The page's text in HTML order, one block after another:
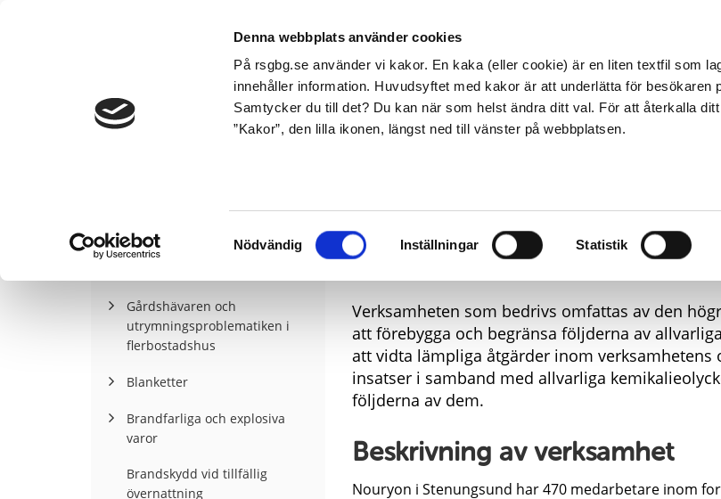
Denna webbplats använder cookies
På rsgbg.se använder vi kakor. En kaka (eller cookie) är en liten textfil som
innehåller information. Huvudsyftet med kakor är att underlätta för besökaren
Samtycker du till det? Du kan när som helst ändra ditt val. För att återkalla
”Kakor”, den lilla ikonen, längst ned till vänster på webbplatsen.
Samtyckesval
Nödvändig Inställningar Statistik
Hem
Nouryon
Verksamheten som bedrivs omfattas av den
att förebygga och begränsa följderna av
att vidta lämpliga åtgärder inom
insatser i samband med allvarliga
följderna av dem.
Beskrivning av verksamhet
Nouryon i Stenungsund har 470 medarbetare inom
Anlagd brand i skola
Gårdshävaren och
utrymningsproblematiken i
flerbostadshus
Blanketter
Brandfarliga och explosiva
varor
Brandskydd vid tillfällig
övernattning